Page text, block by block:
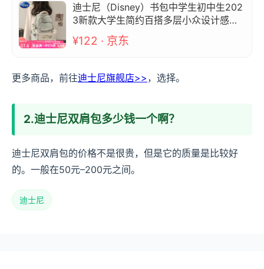
迪士尼（Disney）书包中学生初中生202
3新款大学生简约百搭多层小众设计感少
女背包 绿色 加强版【面料加厚耐磨防水
单包+毛毛球挂件【+一枚徽章】
¥122 · 京东
更多商品，前往迪士尼旗舰店>> ，选择。
2.迪士尼双肩包多少钱一个啊？
迪士尼双肩包的价格不是很贵，但是它的质量是比较好
的。一般在50元–200元之间。
迪士尼